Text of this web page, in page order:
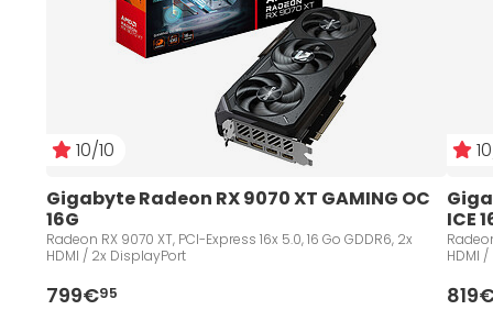
10/10
Gigabyte Radeon RX 9070 XT GAMING OC
16G
Radeon RX 9070 XT, PCI-Express 16x 5.0, 16 Go GDDR6, 2x
HDMI / 2x DisplayPort
799€95
ICE
HDMI